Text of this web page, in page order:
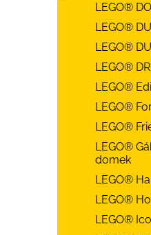
LEGO®
LEGO®
LEGO®
LEGO®
LEGO®
LEGO®
LEGO®
LEGO®
domek
LEGO®
LEGO®
LEGO®